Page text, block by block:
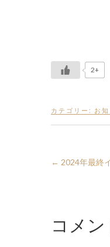
2+
カテゴリー: お
← 2024年最終
コメ